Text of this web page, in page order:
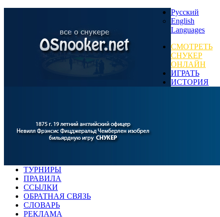
Русский
English
Languages
СМОТРЕТЬ
СНУКЕР
ОНЛАЙН
ИГРАТЬ
ИСТОРИЯ
ТУРНИРЫ
ПРАВИЛА
ССЫЛКИ
ОБРАТНАЯ СВЯЗЬ
СЛОВАРЬ
РЕКЛАМА